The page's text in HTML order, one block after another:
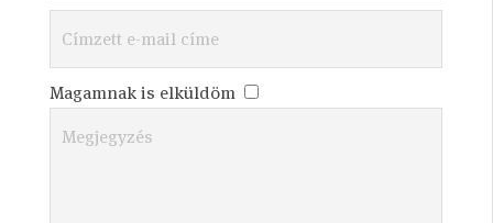
Magamnak is elküldöm